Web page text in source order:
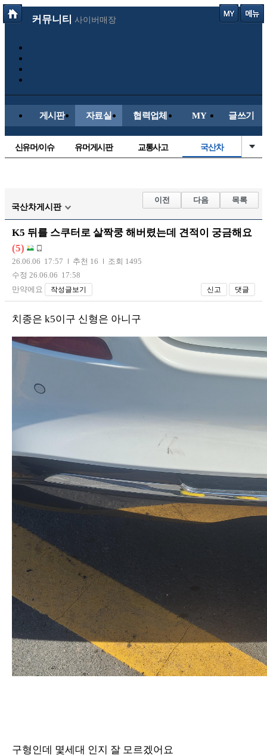
커뮤니티 사이버매장
게시판 자료실 협력업체 MY 글쓰기
신유머/이슈 유머게시판 교통사고 국산차
자유사진 군사/무기
트럭/버스
장착시공사진
국산차게시판
이전 다음 목록
K5 뒤를 스쿠터로 살짝쿵 해버렸는데 견적이 궁금해요
(5)
26.06.06 17:57 추천 16
조회 1495
수정 26.06.06 17:58
만약에요
작성글보기 신고 댓글
치종은 k5이구 신형은 아니구
구형인데 몇세대 인지 잘 모르겠어요